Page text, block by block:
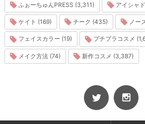
ふぉーちゅんPRESS (3,311) アイシャ
ケイト (169) チーク (435) ノー
フェイスカラー (19) プチプラコスメ
メイク方法 (74) 新作コスメ (3,387)